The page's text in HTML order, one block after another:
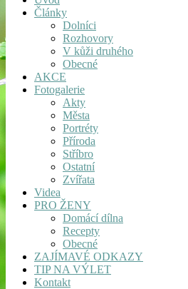
Články
Dolníci
Rozhovory
V kůži druhého
Obecné
AKCE
Fotogalerie
Akty
Města
Portréty
Příroda
Stříbro
Ostatní
Zvířata
Videa
PRO ŽENY
Domácí dílna
Recepty
Obecné
ZAJÍMAVÉ ODKAZY
TIP NA VÝLET
Kontakt